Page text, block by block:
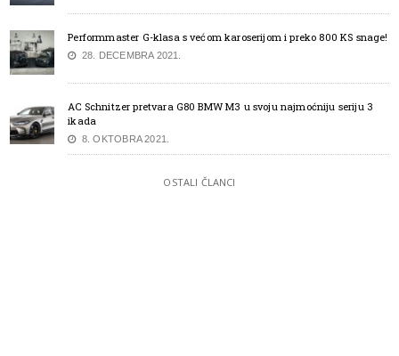
Performmaster G-klasa s većom karoserijom i preko 800 KS snage!
28. DECEMBRA 2021.
AC Schnitzer pretvara G80 BMW M3 u svoju najmoćniju seriju 3
ikada
8. OKTOBRA 2021.
OSTALI ČLANCI